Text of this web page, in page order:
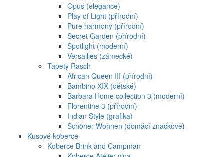
Opus (elegance)
Play of Light (přírodní)
Pure harmony (přírodní)
Secret Garden (přírodní)
Spotlight (moderní)
Versailles (zámecké)
Tapety Rasch
African Queen III (přírodní)
Bambino XIX (dětské)
Barbara Home collection 3 (moderní)
Florentine 3 (přírodní)
Indian Style (grafika)
Schöner Wohnen (domácí značkové)
Kusové koberce
Koberce Brink and Campman